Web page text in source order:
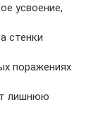
усвоение,
стенки
поражениях
лишнюю